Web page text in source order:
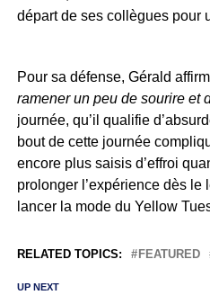
départ de ses collègues pour
Pour sa défense, Gérald
ramener un peu de sourire et
journée, qu’il qualifie
bout de cette journée
encore plus saisis d’effroi
prolonger l’expérience dès
lancer la mode du Yellow
RELATED TOPICS: FEATURED
UP NEXT